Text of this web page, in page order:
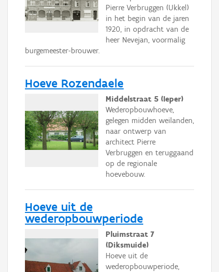
Pierre Verbruggen (Ukkel)
in het begin van de jaren
1920, in opdracht van de
heer Nevejan, voormalig
burgemeester-brouwer.
Hoeve Rozendaele
Middelstraat 5 (Ieper)
Wederopbouwhoeve,
gelegen midden weilanden,
naar ontwerp van
architect Pierre
Verbruggen en teruggaand
op de regionale
hoevebouw.
Hoeve uit de
wederopbouwperiode
Pluimstraat 7
(Diksmuide)
Hoeve uit de
wederopbouwperiode,